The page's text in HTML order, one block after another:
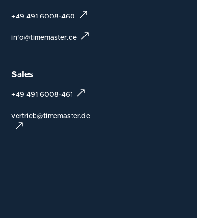
+49 491 6008-460
info@timemaster.de
Sales
+49 491 6008-461
vertrieb@timemaster.de